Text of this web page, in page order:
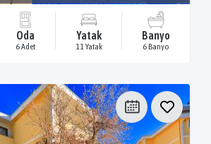
Oda
6 Adet
Yatak
11 Yatak
Banyo
6 Banyo